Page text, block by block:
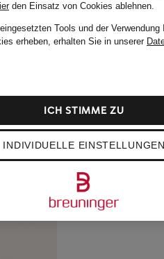
den Einsatz von Cookies ablehnen.
Tools und der Verwendung
erheben, erhalten Sie in unserer
INDIVIDUELLE EINSTELLUNGEN
ICH STIMME ZU